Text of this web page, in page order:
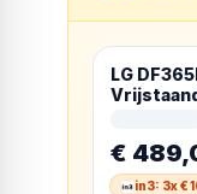
LG
€
in3: 3x €